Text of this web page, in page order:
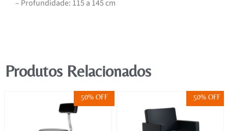
– Profundidade: 115 a 145 cm
Produtos Relacionados
50% OFF 50% OFF